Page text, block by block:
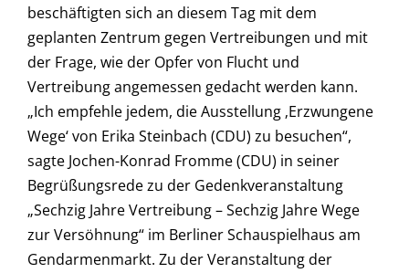
beschäftigten sich an diesem Tag mit dem
geplanten Zentrum gegen Vertreibungen und mit
der Frage, wie der Opfer von Flucht und
Vertreibung angemessen gedacht werden kann.
„Ich empfehle jedem, die Ausstellung ‚Erzwungene
Wege‘ von Erika Steinbach (CDU) zu besuchen“,
sagte Jochen-Konrad Fromme (CDU) in seiner
Begrüßungsrede zu der Gedenkveranstaltung
„Sechzig Jahre Vertreibung – Sechzig Jahre Wege
zur Versöhnung“ im Berliner Schauspielhaus am
Gendarmenmarkt. Zu der Veranstaltung der